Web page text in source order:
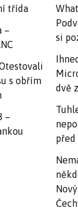
třída
–
s obřím
–
si
dvě
před